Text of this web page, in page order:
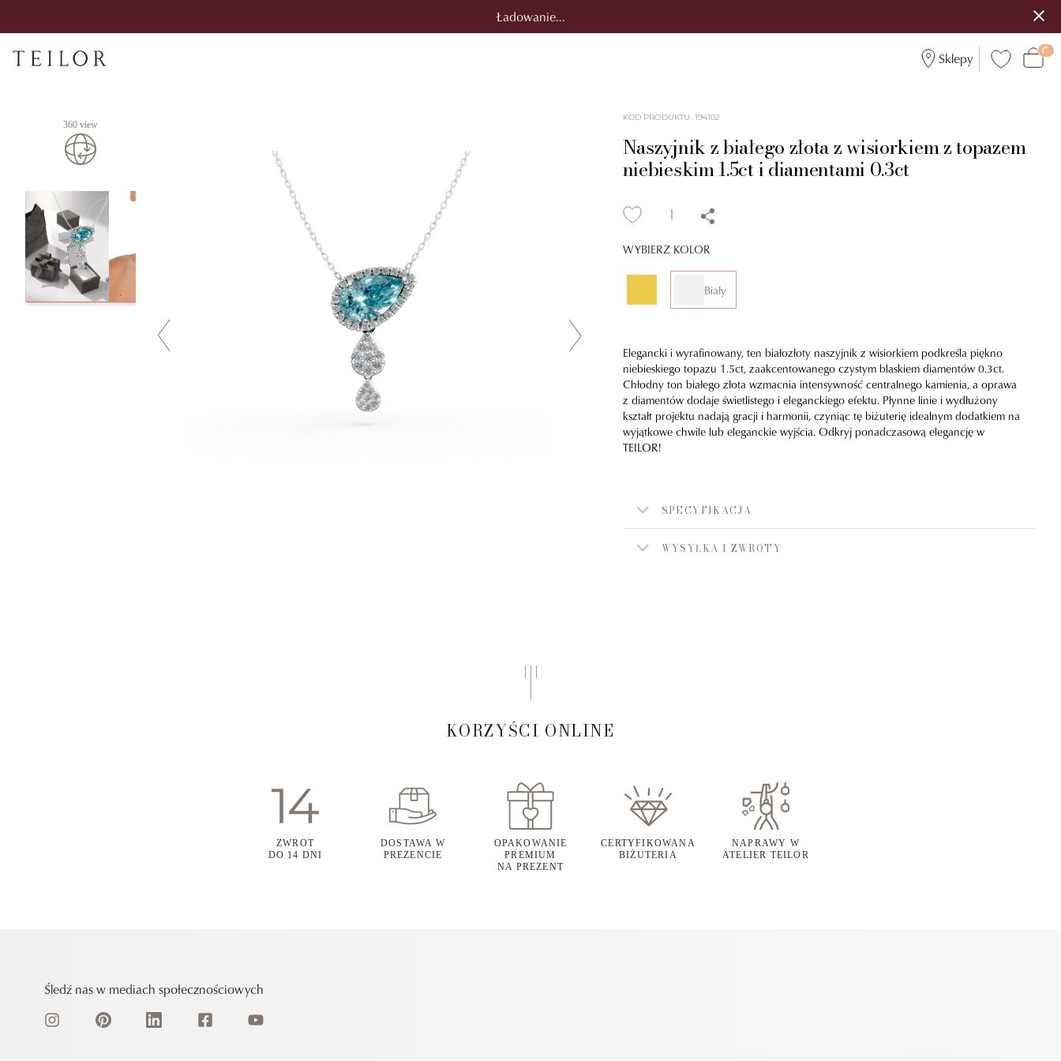
Ładowanie...
Sklepy
360 view
KOD PRODUKTU: 194102
Naszyjnik z białego złota z wisiorkiem z topazem
niebieskim 1.5ct i diamentami 0.3ct
WYBIERZ KOLOR
Biały
Elegancki i wyrafinowany, ten białozłoty naszyjnik z wisiorkiem podkreśla piękno
niebieskiego topazu 1.5ct, zaakcentowanego czystym blaskiem diamentów 0.3ct.
Chłodny ton białego złota wzmacnia intensywność centralnego kamienia, a oprawa
z diamentów dodaje świetlistego i eleganckiego efektu. Płynne linie i wydłużony
kształt projektu nadają gracji i harmonii, czyniąc tę biżuterię idealnym dodatkiem na
wyjątkowe chwile lub eleganckie wyjścia. Odkryj ponadczasową elegancję w
TEILOR!
SPECYFIKACJA
WYSYŁKA I ZWROTY
KORZYŚCI ONLINE
ZWROT
DO 14 DNI
DOSTAWA W
PREZENCIE
OPAKOWANIE
PREMIUM
NA PREZENT
CERTYFIKOWANA
BIŻUTERIA
NAPRAWY W
ATELIER TEILOR
Śledź nas w mediach społecznościowych